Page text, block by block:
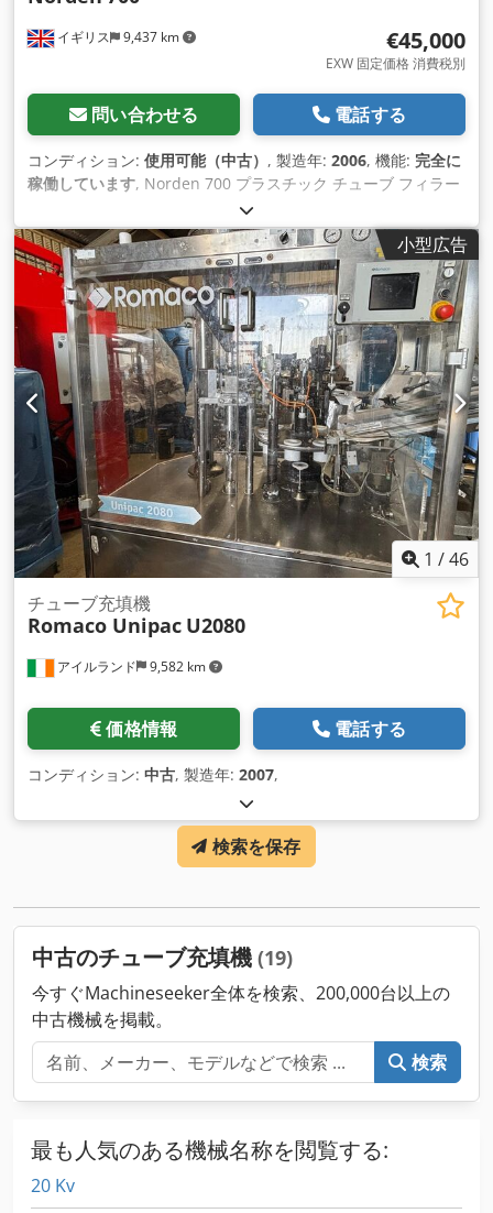
イギリス 9,437 km €45,000
EXW 固定価格 消費税別
問い合わせる 電話する
コンディション: 使用可能（中古） , 製造年: 2006, 機能: 完全に
稼働しています, Norden 700 プラスチック チューブ フィラー
1 分あたり最大 70 本のチューブを生産し、最高の運用効率で
可能な限り最高のパッケージ品質基準を実現するように設計お
よび製造されています。 プラスチック チューブとラミネート
チューブは、Norden の特許取得済みの熱風シーリング システ
ムを使用してシールできます。 年: 2006 モデル: 700 Dcsdpfx
Ajv Hxu Uefmsk 主な情報: – 生産能力: 70 tpm – 充填量: 1～
300 ml – チューブの長さ: 50～250 mm – チューブの直径: 10
～60 mm – 供給システム: カセット – ブローオフ充填ノズル -
完全に動作可能な状態
小型広告
1 /46
アイルランド 9,582 km
チューブ充填機
Romaco Unipac U2080
価格情報 電話する
コンディション: 中古, 製造年: 2007,
検索を保存
中古のチューブ充填機 (19)
今すぐMachineseeker全体を検索、200,000台以上の
中古機械を掲載。
検索
最も人気のある機械名称を閲覧する:
20 Kv